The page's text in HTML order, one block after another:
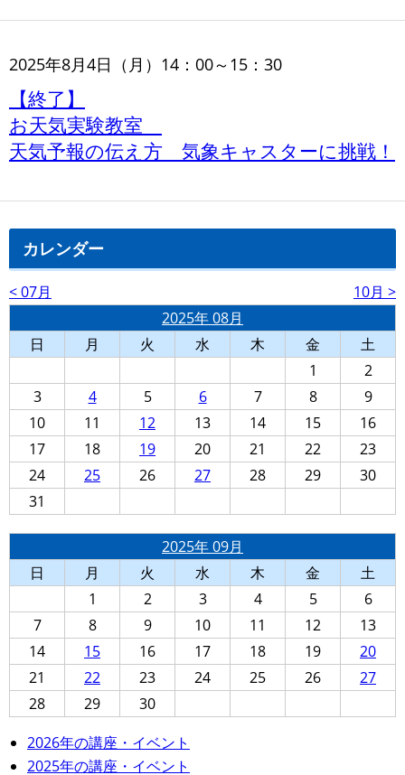
2025年8月4日（月）14：00～15：30
【終了】
お天気実験教室
天気予報の伝え方 気象キャスターに挑戦！
カレンダー
< 07月
10月 >
2025年 08月
日
月 火 水 木 金
土
1
2
3
4 5 6 7 8
9
10
11 12 13 14 15
16
17
18 19 20 21 22
23
24
25 26 27 28 29
30
31
2025年 09月
日
月 火 水 木 金
土
1
2 3 4 5
6
7
8 9 10 11 12
13
14
15 16 17 18 19
20
21
22 23 24 25 26
27
28
29
30
2026年の講座・イベント
2025年の講座・イベント